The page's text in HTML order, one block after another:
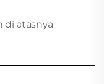
di atasnya